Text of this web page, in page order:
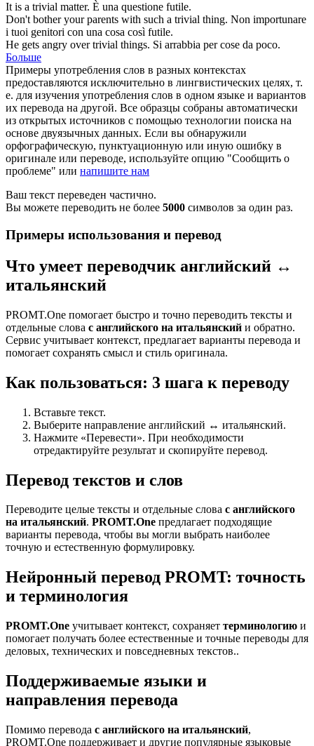
It is a trivial matter. È una questione futile.
Don't bother your parents with such a trivial thing. Non importunare
i tuoi genitori con una cosa così futile.
He gets angry overtrivial things. Si arrabbia per cose da poco.
Больше
Примеры употребления слов в разных контекстах
предоставляются исключительно в лингвистических целях, т.
е. для изучения употребления слов в одном языке и вариантов
их перевода на другой. Все образцы собраны автоматически
из открытых источников с помощью технологии поиска на
основе двуязычных данных. Если вы обнаружили
орфографическую, пунктуационную или иную ошибку в
оригинале или переводе, используйте опцию "Сообщить о
проблеме" или напишите нам
Ваш текст переведен частично.
Вы можете переводить не более 5000 символов за один раз.
Примеры использования и перевод
Что умеет переводчик английский ↔
итальянский
PROMT.One помогает быстро и точно переводить тексты и
отдельные слова с английского на итальянский и обратно.
Сервис учитывает контекст, предлагает варианты перевода и
помогает сохранять смысл и стиль оригинала.
Как пользоваться: 3 шага к переводу
Вставьте текст.
Выберите направление английский ↔ итальянский.
Нажмите «Перевести». При необходимости
отредактируйте результат и скопируйте перевод.
Перевод текстов и слов
Переводите целые тексты и отдельные слова с английского
на итальянский. PROMT.One предлагает подходящие
варианты перевода, чтобы вы могли выбрать наиболее
точную и естественную формулировку.
Нейронный перевод PROMT: точность
и терминология
PROMT.One учитывает контекст, сохраняет терминологию и
помогает получать более естественные и точные переводы для
деловых, технических и повседневных текстов..
Поддерживаемые языки и
направления перевода
Помимо перевода с английского на итальянский,
PROMT.One поддерживает и другие популярные языковые